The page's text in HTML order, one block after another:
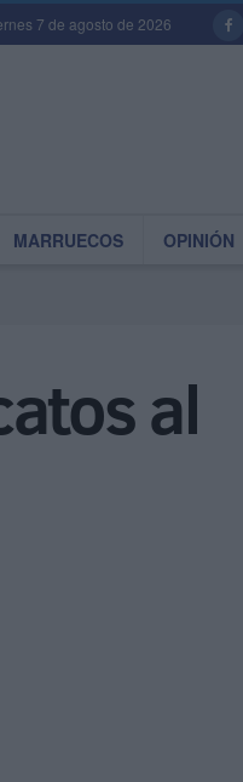
7 de agosto de 2026
MARRUECOS OPINIÓN
al